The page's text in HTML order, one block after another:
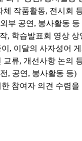
체 작품활동, 전시회
부 공연, 봉사활동 등
, 학습발표회 영상 상
, 이달의 사자성어
교류, 개선사항 논의
, 공연, 봉사활동 등)
참여자 의견 수렴